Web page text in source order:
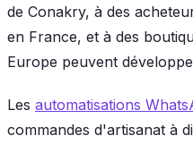
de Conakry, à des
en France, et à des
Europe peuvent
Les automatisations
commandes d'artisanat à